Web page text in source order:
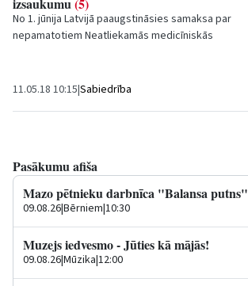
izsaukumu(5)
No 1. jūnija Latvijā paaugstināsies samaksa par
nepamatotiem Neatliekamās medicīniskās
11.05.18 10:15|Sabiedrība
Pasākumu afiša
Mazo pētnieku darbnīca "Balansa putns"
09.08.26|Bērniem|10:30
Muzejs iedvesmo - Jūties kā mājās!
09.08.26|Mūzika|12:00